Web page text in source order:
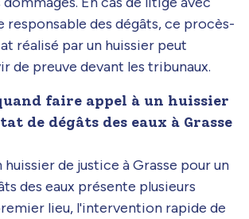
responsable des dégâts, ce procès-
réalisé par un huissier peut
de preuve devant les tribunaux.
faire appel à un huissier
de dégâts des eaux à Grasse
huissier de justice à Grasse pour un
des eaux présente plusieurs
lieu, l'intervention rapide de